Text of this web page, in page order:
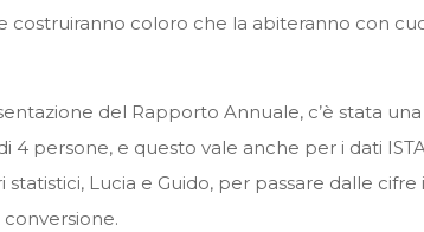
costruiranno coloro che la abiteranno con
del Rapporto Annuale, c’è stata
persone, e questo vale anche per i dati
Lucia e Guido, per passare dalle